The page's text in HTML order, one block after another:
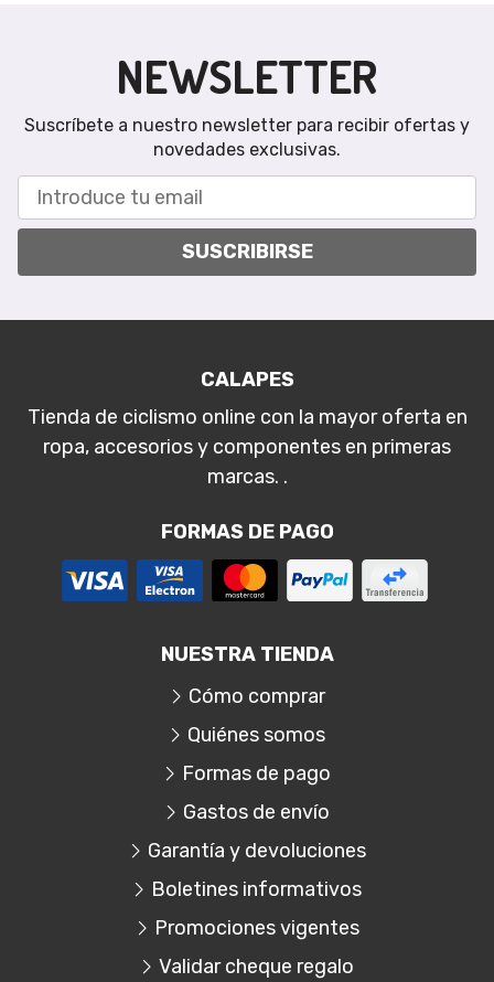
NEWSLETTER
Suscríbete a nuestro newsletter para recibir ofertas y
novedades exclusivas.
SUSCRIBIRSE
CALAPES
Tienda de ciclismo online con la mayor oferta en
ropa, accesorios y componentes en primeras
marcas. .
FORMAS DE PAGO
NUESTRA TIENDA
Cómo comprar
Quiénes somos
Formas de pago
Gastos de envío
Garantía y devoluciones
Boletines informativos
Promociones vigentes
Validar cheque regalo